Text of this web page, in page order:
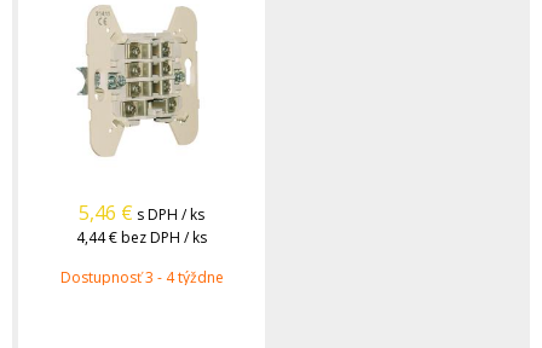
5,46 € s DPH / ks
4,44 €bez DPH / ks
Dostupnosť 3 - 4 týždne